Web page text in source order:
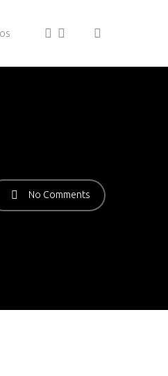
facebookyoutube
No Comments